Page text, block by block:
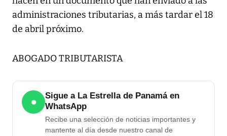
administraciones tributarias, a más tardar el 18
de abril próximo.
ABOGADO TRIBUTARISTA
●
Sigue a La Estrella de Panamá en
WhatsApp
Recibe una selección de noticias importantes y
mantente al día desde nuestro canal de